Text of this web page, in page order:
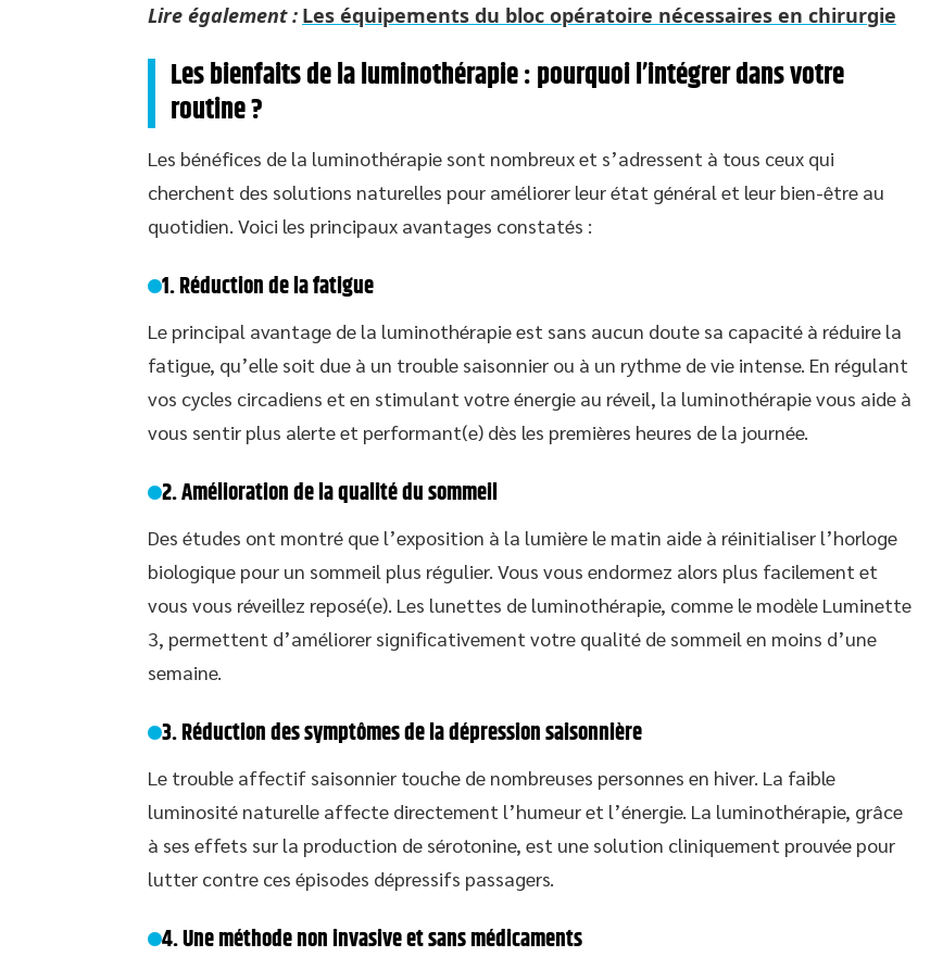
Lire également : Les équipements du bloc opératoire nécessaires en chirurgie
Les bienfaits de la luminothérapie : pourquoi l’intégrer dans votre
routine ?
Les bénéfices de la luminothérapie sont nombreux et s’adressent à tous ceux qui
cherchent des solutions naturelles pour améliorer leur état général et leur bien-être au
quotidien. Voici les principaux avantages constatés :
1. Réduction de la fatigue
Le principal avantage de la luminothérapie est sans aucun doute sa capacité à réduire la
fatigue, qu’elle soit due à un trouble saisonnier ou à un rythme de vie intense. En régulant
vos cycles circadiens et en stimulant votre énergie au réveil, la luminothérapie vous aide à
vous sentir plus alerte et performant(e) dès les premières heures de la journée.
2. Amélioration de la qualité du sommeil
Des études ont montré que l’exposition à la lumière le matin aide à réinitialiser l’horloge
biologique pour un sommeil plus régulier. Vous vous endormez alors plus facilement et
vous vous réveillez reposé(e). Les lunettes de luminothérapie, comme le modèle Luminette
3, permettent d’améliorer significativement votre qualité de sommeil en moins d’une
semaine.
3. Réduction des symptômes de la dépression saisonnière
Le trouble affectif saisonnier touche de nombreuses personnes en hiver. La faible
luminosité naturelle affecte directement l’humeur et l’énergie. La luminothérapie, grâce
à ses effets sur la production de sérotonine, est une solution cliniquement prouvée pour
lutter contre ces épisodes dépressifs passagers.
4. Une méthode non invasive et sans médicaments